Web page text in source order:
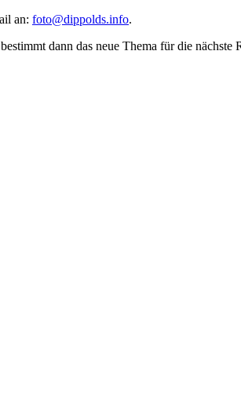
an: foto@dippolds.info.
dann das neue Thema für die nächste